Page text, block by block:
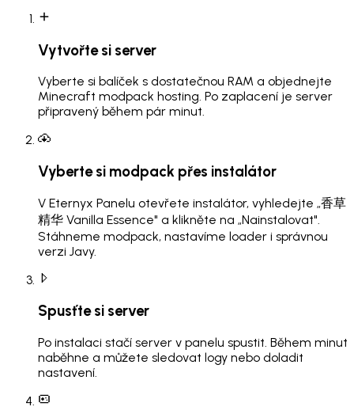
Vytvořte si server
Vyberte si balíček s dostatečnou RAM a objednejte
Minecraft modpack hosting. Po zaplacení je server
připravený během pár minut.
Vyberte si modpack přes instalátor
V Eternyx Panelu otevřete instalátor, vyhledejte „香草
精华 Vanilla Essence" a klikněte na „Nainstalovat".
Stáhneme modpack, nastavíme loader i správnou
verzi Javy.
Spusťte si server
Po instalaci stačí server v panelu spustit. Během minut
naběhne a můžete sledovat logy nebo doladit
nastavení.